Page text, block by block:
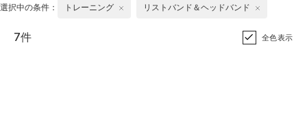
選択中の条件： トレーニング リストバンド＆ヘッドバンド
7件 全色表示